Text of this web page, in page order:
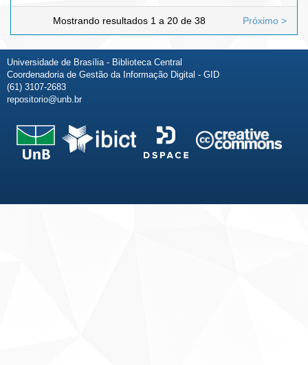
Mostrando resultados 1 a 20 de 38 Próximo >
Universidade de Brasília - Biblioteca Central
Coordenadoria de Gestão da Informação Digital - GID
(61) 3107-2683
repositorio@unb.br